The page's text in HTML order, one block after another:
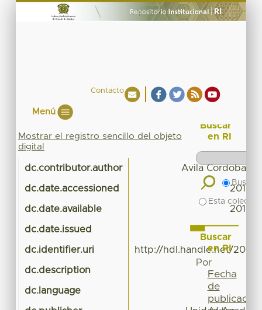
Contacto
Menú
Mostrar el registro sencillo del objeto
digital
dc.contributor.author Avila Cordoba
dc.date.accessioned 2016-
dc.date.available 2016-
dc.date.issued
dc.identifier.uri http://hdl.handle.net/
dc.description
dc.language
Buscar
en RI
Buscar
Esta
Buscar
en RI
Por
Fecha
de
publicación